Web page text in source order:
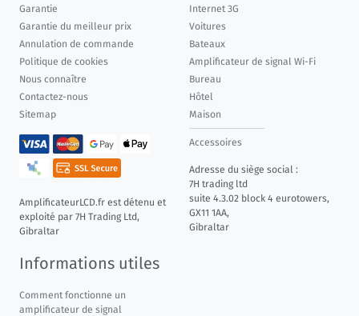
Garantie
Garantie du meilleur prix
Annulation de commande
Politique de cookies
Nous connaître
Contactez-nous
Sitemap
AmplificateurLCD.fr est détenu et
exploité par 7H Trading Ltd,
Gibraltar
Internet 3G
Voitures
Bateaux
Amplificateur de signal Wi-Fi
Bureau
Hôtel
Maison
Accessoires
Adresse du siège social :
7H trading ltd
suite 4.3.02 block 4 eurotowers,
GX11 1AA,
Gibraltar
Informations utiles
Comment fonctionne un
amplificateur de signal